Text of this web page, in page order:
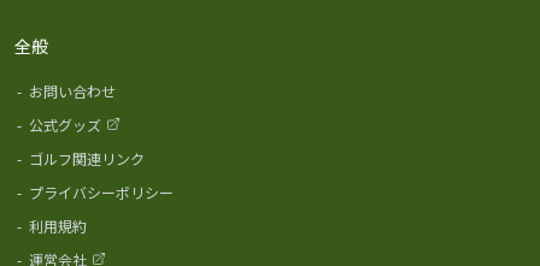
全般
- お問い合わせ
- 公式グッズ
- ゴルフ関連リンク
- プライバシーポリシー
- 利用規約
- 運営会社